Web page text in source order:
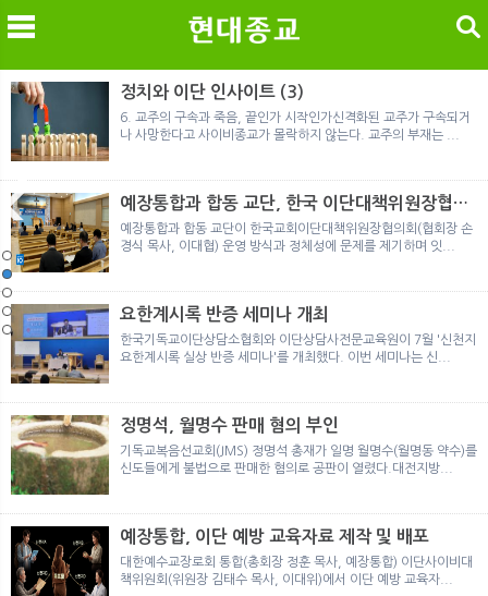
메 검
노르웨이 재판이 남긴 흔적
정통의 가면을 쓴 박옥수 구원파 협력기관
일본 통일교, 해산명령 이후 본격적인 청산 절차 돌입
여호와의 증인 2세와 학교생활
「현대종교」, 주님의교회 민사소송에 승소
노르웨이 재판이 남긴 흔적
정통의 가면을 쓴 박옥수 구원파 협력기관
정치와 이단 인사이트 (3)
6. 교주의 구속과 죽음, 끝인가 시작인가신격화된 교주가 구속되거
나 사망한다고 사이비종교가 몰락하지 않는다. 교주의 부재는 ...
예장통합과 합동 교단, 한국 이단대책위원장협의
회 탈퇴
예장통합과 합동 교단이 한국교회이단대책위원장협의회(협회장 손
경식 목사, 이대협) 운영 방식과 정체성에 문제를 제기하며 잇...
요한계시록 반증 세미나 개최
한국기독교이단상담소협회와 이단상담사전문교육원이 7월 '신천지
요한계시록 실상 반증 세미나'를 개최했다. 이번 세미나는 신...
정명석, 월명수 판매 혐의 부인
기독교복음선교회(JMS) 정명석 총재가 일명 월명수(월명동 약수)를
신도들에게 불법으로 판매한 혐의로 공판이 열렸다.대전지방...
예장통합, 이단 예방 교육자료 제작 및 배포
대한예수교장로회 통합(총회장 정훈 목사, 예장통합) 이단사이비대
책위원회(위원장 김태수 목사, 이대위)에서 이단 예방 교육자...